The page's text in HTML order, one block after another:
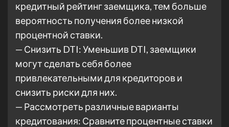
кредитный рейтинг заемщика, тем больше
вероятность получения более низкой
процентной ставки.
— Снизить DTI: Уменьшив DTI, заемщики
могут сделать себя более
привлекательными для кредиторов и
снизить риски для них.
— Рассмотреть различные варианты
кредитования: Сравните процентные ставки